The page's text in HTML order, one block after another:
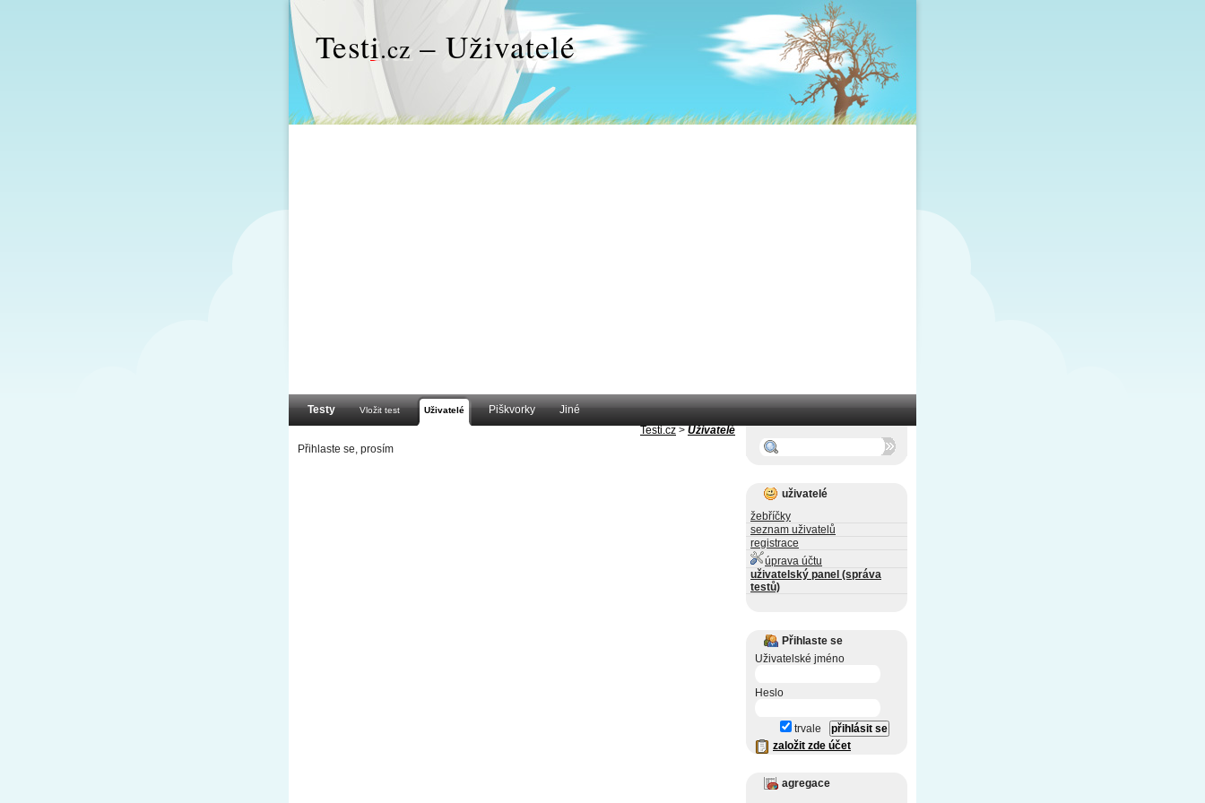
Testi.cz – Uživatelé
Testy Vložit test Uživatelé Piškvorky
Jiné
Testi.cz > Uživatelé
Přihlaste se, prosím
uživatelé
žebříčky
seznam uživatelů
registrace
úprava účtu
uživatelský panel (správa
testů)
Přihlaste se
Uživatelské jméno
Heslo
trvale
založit zde účet
agregace